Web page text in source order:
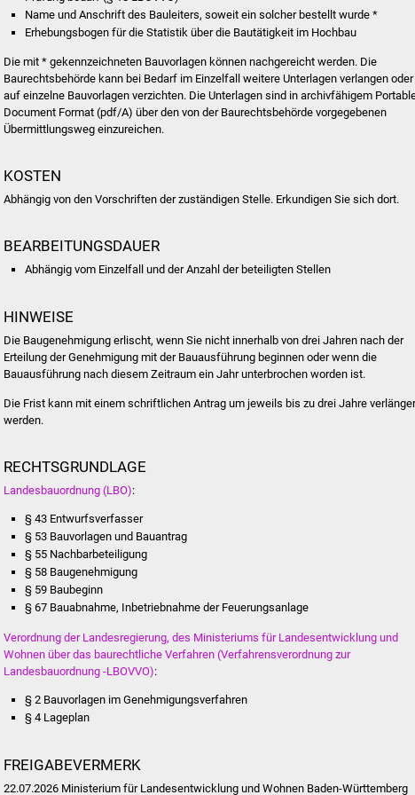
Name und Anschrift des Bauleiters, soweit ein solcher bestellt wurde *
Erhebungsbogen für die Statistik über die Bautätigkeit im Hochbau
Die mit * gekennzeichneten Bauvorlagen können nachgereicht werden. Die
Baurechtsbehörde kann bei Bedarf im Einzelfall weitere Unterlagen verlangen oder
auf einzelne Bauvorlagen verzichten. Die Unterlagen sind in archivfähigem
Document Format (pdf/A) über den von der Baurechtsbehörde vorgegebenen
Übermittlungsweg einzureichen.
KOSTEN
Abhängig von den Vorschriften der zuständigen Stelle. Erkundigen Sie sich dort.
BEARBEITUNGSDAUER
Abhängig vom Einzelfall und der Anzahl der beteiligten Stellen
HINWEISE
Die Baugenehmigung erlischt, wenn Sie nicht innerhalb von drei Jahren nach der
Erteilung der Genehmigung mit der Bauausführung beginnen oder wenn die
Bauausführung nach diesem Zeitraum ein Jahr unterbrochen worden ist.
Die Frist kann mit einem schriftlichen Antrag um jeweils bis zu drei Jahre
werden.
RECHTSGRUNDLAGE
Landesbauordnung (LBO):
§ 43 Entwurfsverfasser
§ 53 Bauvorlagen und Bauantrag
§ 55 Nachbarbeteiligung
§ 58 Baugenehmigung
§ 59 Baubeginn
§ 67 Bauabnahme, Inbetriebnahme der Feuerungsanlage
Verordnung der Landesregierung, des Ministeriums für Landesentwicklung und
Wohnen über das baurechtliche Verfahren (Verfahrensverordnung zur
Landesbauordnung -LBOVVO):
§ 2 Bauvorlagen im Genehmigungsverfahren
§ 4 Lageplan
FREIGABEVERMERK
22.07.2026 Ministerium für Landesentwicklung und Wohnen Baden-Württemberg